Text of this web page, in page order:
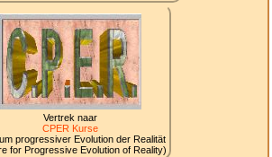
Vertrek naar
CPER Kurse
progressiver Evolution der Realität
for Progressive Evolution of Reality)